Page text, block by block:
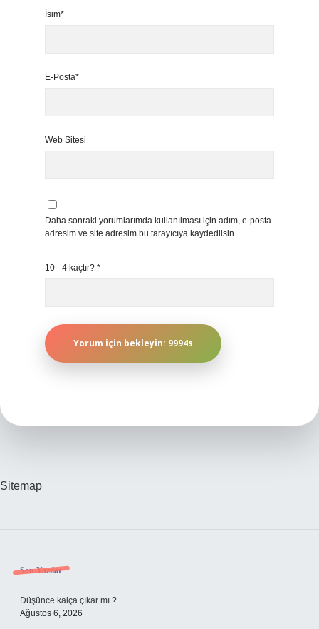
İsim*
E-Posta*
Web Sitesi
Daha sonraki yorumlarımda kullanılması için adım, e-posta
adresim ve site adresim bu tarayıcıya kaydedilsin.
10 - 4 kaçtır? *
Sitemap
Sidebar
Son Yazılar
Düşünce kalça çıkar mı ?
Ağustos 6, 2026